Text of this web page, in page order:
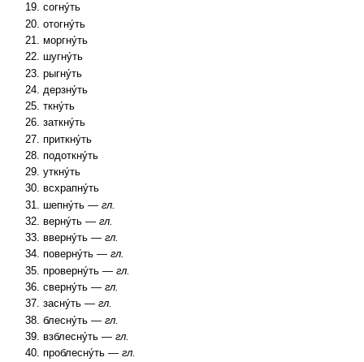
согну́ть
отогну́ть
моргну́ть
шугну́ть
рыгну́ть
дерзну́ть
ткну́ть
заткну́ть
приткну́ть
подоткну́ть
уткну́ть
всхрапну́ть
шепну́ть —гл.
верну́ть —гл.
вверну́ть —гл.
поверну́ть —гл.
проверну́ть —гл.
сверну́ть —гл.
засну́ть —гл.
блесну́ть —гл.
взблесну́ть —гл.
проблесну́ть —гл.